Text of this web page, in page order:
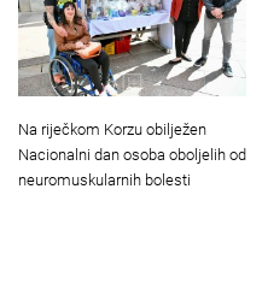
Na riječkom Korzu obilježen
Nacionalni dan osoba oboljelih od
neuromuskularnih bolesti